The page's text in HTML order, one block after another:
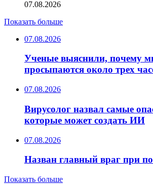
07.08.2026
Показать больше
07.08.2026
Ученые выяснили, почему
просыпаются около трех
07.08.2026
Вирусолог назвал самые
которые может создать ИИ
07.08.2026
Назван главный враг при
Показать больше